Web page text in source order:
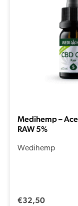
Medihemp –
RAW 5%
Wedihemp
€32,50